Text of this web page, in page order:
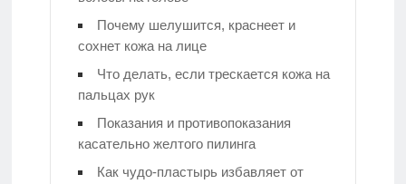
Почему шелушится, краснеет и
сохнет кожа на лице
Что делать, если трескается кожа на
пальцах рук
Показания и противопоказания
касательно желтого пилинга
Как чудо-пластырь избавляет от